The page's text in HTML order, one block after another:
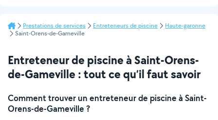
Prestations de services Entreteneurs de piscine
Haute-garonne
Saint-Orens-de-Gameville
Entreteneur de piscine à Saint-Orens-
de-Gameville : tout ce qu’il faut savoir
Comment trouver un entreteneur de piscine à Saint-
Orens-de-Gameville ?